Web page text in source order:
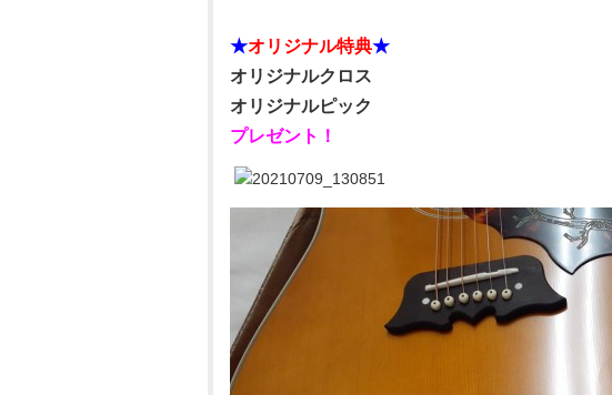
★オリジナル特典★
オリジナルクロス
オリジナルピック
プレゼント！